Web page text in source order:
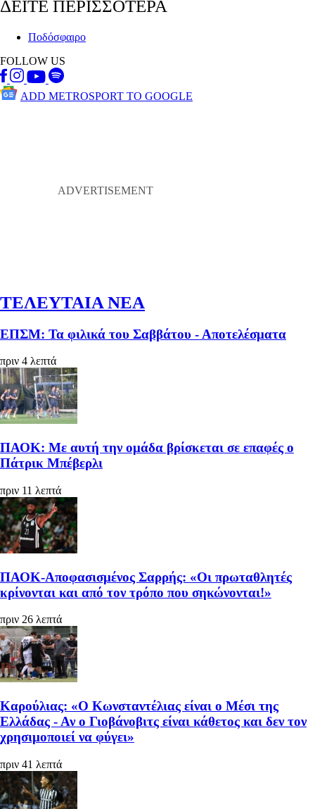
ΔΕΙΤΕ ΠΕΡΙΣΣΟΤΕΡΑ
Ποδόσφαιρο
FOLLOW US
ADD METROSPORT TO GOOGLE
ΤΕΛΕΥΤΑΙΑ ΝΕΑ
ΕΠΣΜ: Τα φιλικά του Σαββάτου - Αποτελέσματα
πριν 4 λεπτά
ΠΑΟΚ: Με αυτή την ομάδα βρίσκεται σε επαφές ο
Πάτρικ Μπέβερλι
πριν 11 λεπτά
ΠΑΟΚ-Αποφασισμένος Σαρρής: «Οι πρωταθλητές
κρίνονται και από τον τρόπο που σηκώνονται!»
πριν 26 λεπτά
Καρούλιας: «Ο Κωνσταντέλιας είναι ο Μέσι της
Ελλάδας - Αν ο Γιοβάνοβιτς είναι κάθετος και δεν τον
χρησιμοποιεί να φύγει»
πριν 41 λεπτά